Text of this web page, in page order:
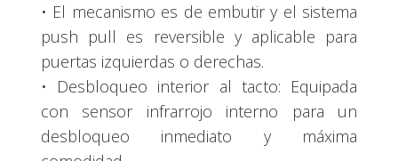
• El mecanismo es de embutir y el sistema
push pull es reversible y aplicable para
puertas izquierdas o derechas.
• Desbloqueo interior al tacto: Equipada
con sensor infrarrojo interno para un
desbloqueo inmediato y máxima